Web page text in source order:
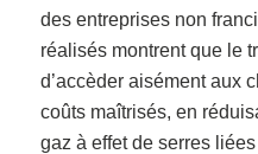
des entreprises non
réalisés montrent que le
d’accèder aisément aux
coûts maîtrisés, en
gaz à effet de serres